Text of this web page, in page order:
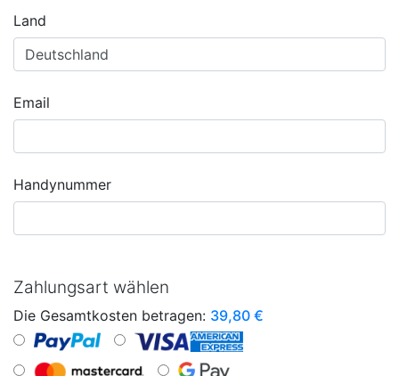
Land
Email
Handynummer
Zahlungsart wählen
Die Gesamtkosten betragen: 39,80 €